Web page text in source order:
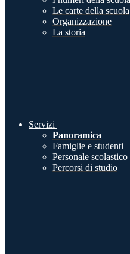
Le carte della scuola
Organizzazione
La storia
Servizi
Panoramica
Famiglie e studenti
Personale scolastico
Percorsi di studio